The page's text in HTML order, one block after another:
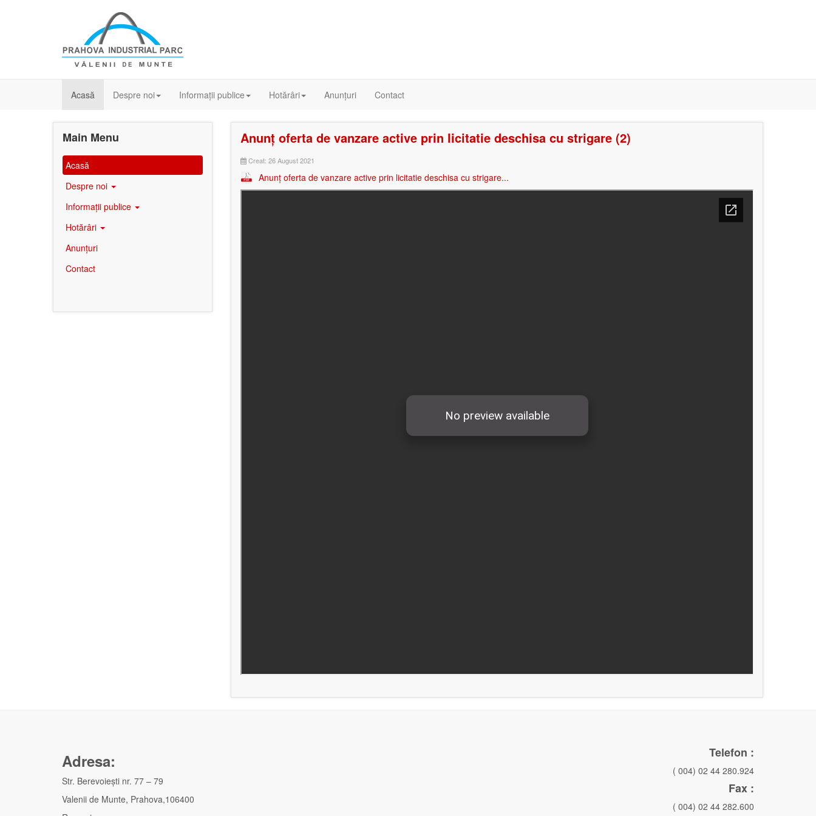
Acasă Despre noi Informații publice Hotărâri Anunțuri Contact
Anunț oferta de vanzare active prin licitatie deschisa cu strigare (2)
Creat: 26 August 2021
Anunț oferta de vanzare active prin licitatie deschisa cu strigare...
Main Menu
Acasă
Despre noi
Informații publice
Hotărâri
Anunțuri
Contact
Adresa:
Str. Berevoieşti nr. 77 – 79
Valenii de Munte, Prahova,106400
Telefon :
( 004) 02 44 280.924
Fax :
( 004) 02 44 282.600